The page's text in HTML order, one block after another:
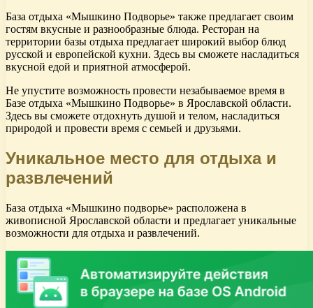
База отдыха «Мышкино Подворье» также предлагает своим
гостям вкусные и разнообразные блюда. Ресторан на
территории базы отдыха предлагает широкий выбор блюд
русской и европейской кухни. Здесь вы сможете насладиться
вкусной едой и приятной атмосферой.
Не упустите возможность провести незабываемое время в
Базе отдыха «Мышкино Подворье» в Ярославской области.
Здесь вы сможете отдохнуть душой и телом, насладиться
природой и провести время с семьей и друзьями.
Уникальное место для отдыха и
развлечений
База отдыха «Мышкино подворье» расположена в
живописной Ярославской области и предлагает уникальные
возможности для отдыха и развлечений.